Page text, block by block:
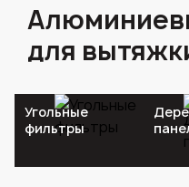
для
Угольные
фильтры